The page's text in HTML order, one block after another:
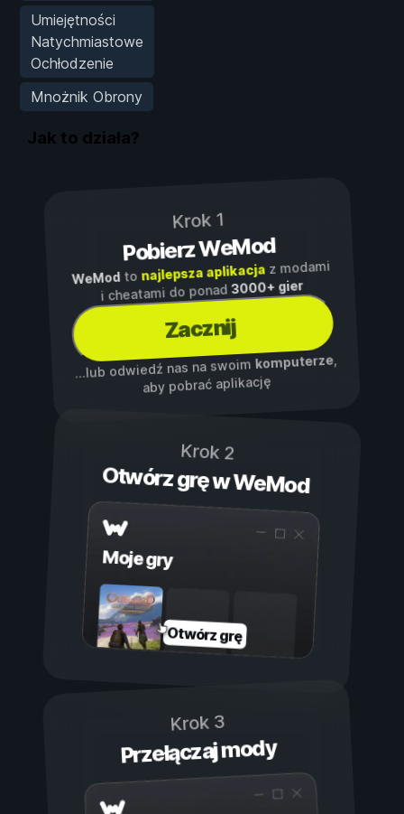
Umiejętności
Natychmiastowe
Ochłodzenie
Mnożnik Obrony
Jak to działa?
Krok 1
Pobierz WeMod
WeModto najlepsza aplikacjaz modami
i cheatami do ponad3000+ gier
Zacznij
...lub odwiedź nas na swoim komputerze,
aby pobrać aplikację
Krok 2
Otwórz grę w WeMod
Moje gry
Otwórz grę
Krok 3
Przełączaj mody